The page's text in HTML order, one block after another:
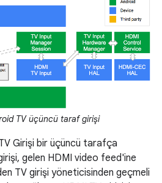
TV üçüncü taraf girişi
Girişi bir üçüncü tarafça
gelen HDMI video feed'ine
TV girişi yöneticisinden geçmeli